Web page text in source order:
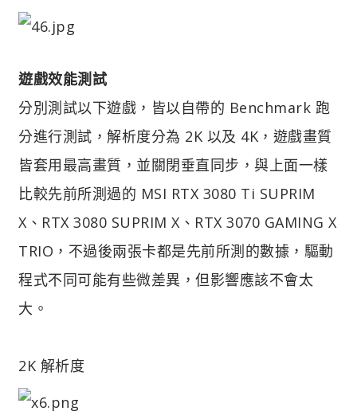
遊戲效能測試
分別測試以下遊戲，皆以自帶的 Benchmark 跑
分進行測試，解析度分為 2K 以及 4K，遊戲畫質
皆套用最高畫質，並關閉垂直同步，與上面一樣
比較先前所測過的 MSI RTX 3080 Ti SUPRIM
X、RTX 3080 SUPRIM X、RTX 3070 GAMING X
TRIO，不過後兩張卡都是先前所測的數據，驅動
程式不同可能有些微差異，但影響應該不會太
大。
2K 解析度